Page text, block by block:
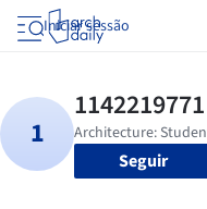
Iniciar sessão
Seguir